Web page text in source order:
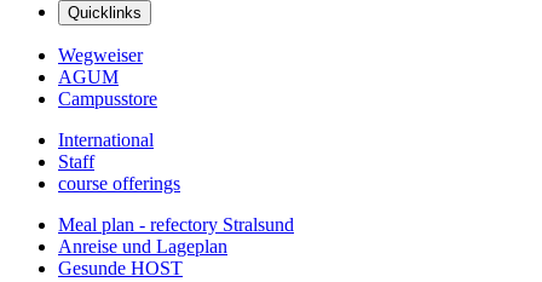
Quicklinks
Wegweiser
AGUM
Campusstore
International
Staff
course offerings
Meal plan - refectory Stralsund
Anreise und Lageplan
Gesunde HOST